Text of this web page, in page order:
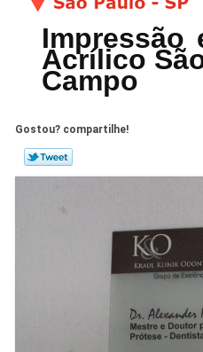
Impressão
Acrílico
Campo
Gostou? compartilhe!